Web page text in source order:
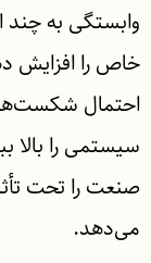
وابستگی به چند
خاص را افزایش
احتمال
سیستمی را بالا
صنعت را تحت
می‌دهد.